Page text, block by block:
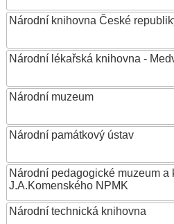
Národní knihovna České
Národní lékařská knihovna -
Národní muzeum
Národní památkový ústav
Národní pedagogické muzeum a
J.A.Komenského NPMK
Národní technická knihovna